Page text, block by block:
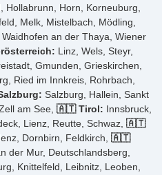
Horn, Korneuburg,
Melk, Mistelbach, Mödling,
an der Thaya, Wiener
Linz, Wels, Steyr,
Gmunden, Grieskirchen,
Ried im Innkreis, Rohrbach,
Salzburg, Hallein, Sankt
am See, 🇦🇹 Tirol: Innsbruck,
Lienz, Reutte, Schwaz, 🇦🇹
Dornbirn, Feldkirch, 🇦🇹
der Mur, Deutschlandsberg,
Knittelfeld, Leibnitz, Leoben,